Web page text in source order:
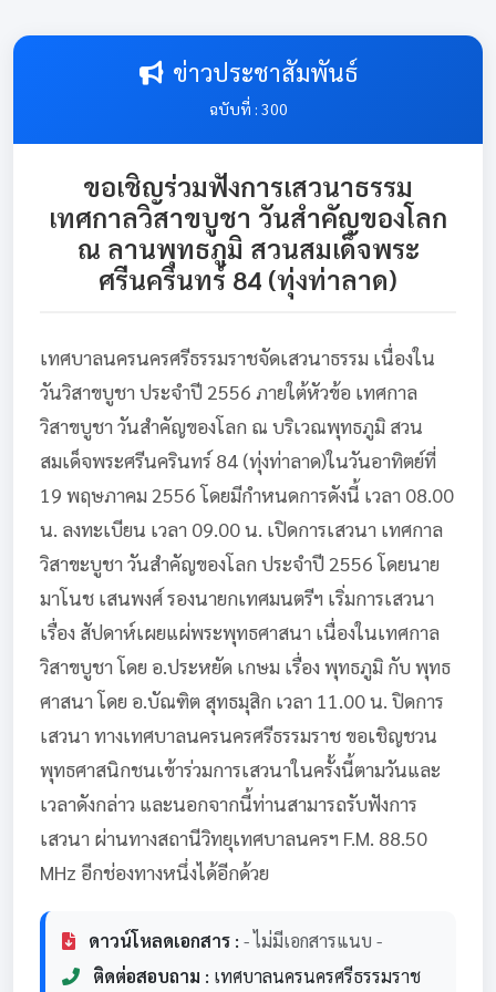
ข่าวประชาสัมพันธ์
ฉบับที่ : 300
ขอเชิญร่วมฟังการเสวนาธรรม
เทศกาลวิสาขบูชา วันสำคัญของโลก
ณ ลานพุทธภูมิ สวนสมเด็จพระ
ศรีนครินทร์ 84 (ทุ่งท่าลาด)
เทศบาลนครนครศรีธรรมราชจัดเสวนาธรรม เนื่องใน
วันวิสาขบูชา ประจำปี 2556 ภายใต้หัวข้อ เทศกาล
วิสาขบูชา วันสำคัญของโลก ณ บริเวณพุทธภูมิ สวน
สมเด็จพระศรีนครินทร์ 84 (ทุ่งท่าลาด)ในวันอาทิตย์ที่
19 พฤษภาคม 2556 โดยมีกำหนดการดังนี้ เวลา 08.00
น. ลงทะเบียน เวลา 09.00 น. เปิดการเสวนา เทศกาล
วิสาขะบูชา วันสำคัญของโลก ประจำปี 2556 โดยนาย
มาโนช เสนพงศ์ รองนายกเทศมนตรีฯ เริ่มการเสวนา
เรื่อง สัปดาห์เผยแผ่พระพุทธศาสนา เนื่องในเทศกาล
วิสาขบูชา โดย อ.ประหยัด เกษม เรื่อง พุทธภูมิ กับ พุทธ
ศาสนา โดย อ.บัณฑิต สุทธมุสิก เวลา 11.00 น. ปิดการ
เสวนา ทางเทศบาลนครนครศรีธรรมราช ขอเชิญชวน
พุทธศาสนิกชนเข้าร่วมการเสวนาในครั้งนี้ตามวันและ
เวลาดังกล่าว และนอกจากนี้ท่านสามารถรับฟังการ
เสวนา ผ่านทางสถานีวิทยุเทศบาลนครฯ F.M. 88.50
MHz อีกช่องทางหนึ่งได้อีกด้วย
ดาวน์โหลดเอกสาร : - ไม่มีเอกสารแนบ -
ติดต่อสอบถาม : เทศบาลนครนครศรีธรรมราช